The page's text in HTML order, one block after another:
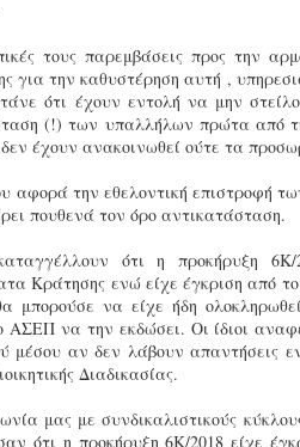
τους παρεμβάσεις προς την
για την καθυστέρηση αυτή ,
ότι έχουν εντολή να μην
(!) των υπαλλήλων πρώτα από
έχουν ανακοινωθεί ούτε τα
αφορά την εθελοντική επιστροφή
πουθενά τον όρο αντικατάσταση.
ότι η προκήρυξη
Κράτησης ενώ είχε έγκριση από
μπορούσε να είχε ήδη
ΑΣΕΠ να την εκδώσει. Οι ίδιοι
μέσου αν δεν λάβουν απαντήσεις
Διαδικασίας.
μας με συνδικαλιστικούς
ότι η προκήρυξη 6Κ/2018 είχε
JUN
Απολογισμός των
ελέγχων σε